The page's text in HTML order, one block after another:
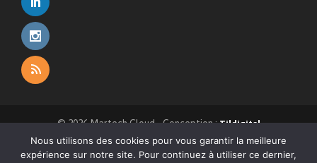
© 2026 Martech.Cloud - Conception :Tildigital
À propos CRM E-commerce
Relation client
Nous utilisons des cookies pour vous garantir la meilleure
expérience sur notre site. Pour continuez à utiliser ce dernier,